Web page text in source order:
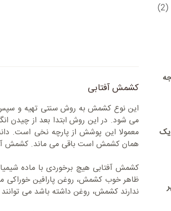
کشمش آفتابی
این نوع کشمش به روش سنتی تهیه و سپس
می شود. در این روش ابتدا بعد از چیدن
معمولا این پوشش از پارچه نخی است.
همان کشمش است باقی می ماند. کشمش
کشمش آفتابی هیچ برخوردی با ماده
ظاهر خوب کشمش، روغن پارافین خوراکی
ندارند کشمش، روغن داشته باشد می
(2)